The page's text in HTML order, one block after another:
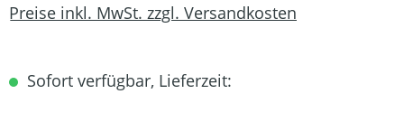
Preise inkl. MwSt. zzgl. Versandkosten
Sofort verfügbar, Lieferzeit: